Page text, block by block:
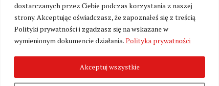
dostarczanych przez Ciebie podczas korzystania z naszej
strony. Akceptując oświadczasz, że zapoznałeś się z treścią
Polityki prywatności i zgadzasz się na wskazane w
wymienionym dokumencie działania. Polityka prywatności
Akceptuj wszystkie
Zmień ustawienia cookies
2026. Wszelkie Prawa Zastrzeżone.
Polityka prywatności